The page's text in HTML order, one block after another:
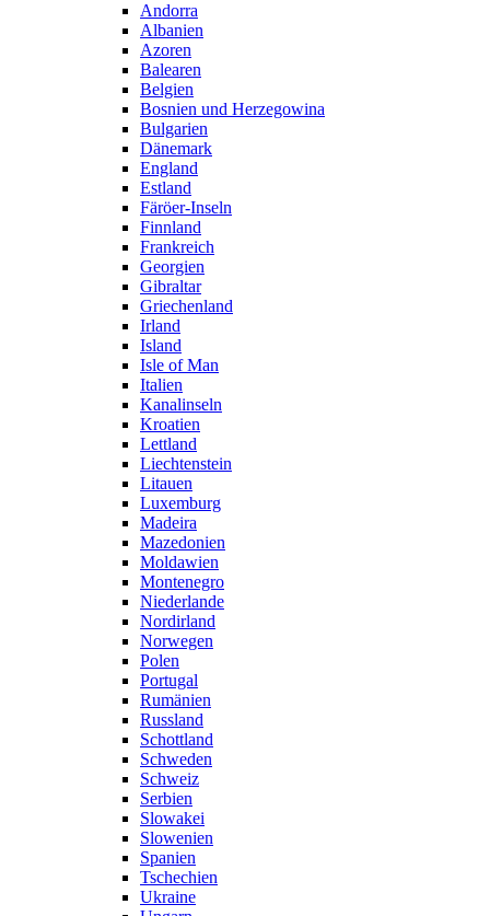
Andorra
Albanien
Azoren
Balearen
Belgien
Bosnien und Herzegowina
Bulgarien
Dänemark
England
Estland
Färöer-Inseln
Finnland
Frankreich
Georgien
Gibraltar
Griechenland
Irland
Island
Isle of Man
Italien
Kanalinseln
Kroatien
Lettland
Liechtenstein
Litauen
Luxemburg
Madeira
Mazedonien
Moldawien
Montenegro
Niederlande
Nordirland
Norwegen
Polen
Portugal
Rumänien
Russland
Schottland
Schweden
Schweiz
Serbien
Slowakei
Slowenien
Spanien
Tschechien
Ukraine